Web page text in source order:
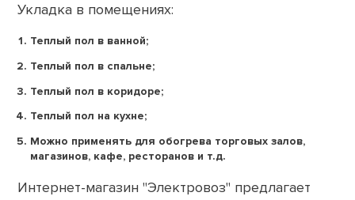
Укладка в помещениях:
Теплый пол в ванной;
Теплый пол в спальне;
Теплый пол в коридоре;
Теплый пол на кухне;
Можно применять для обогрева торговых залов,
магазинов, кафе, ресторанов и т.д.
Интернет-магазин "Электровоз" предлагает